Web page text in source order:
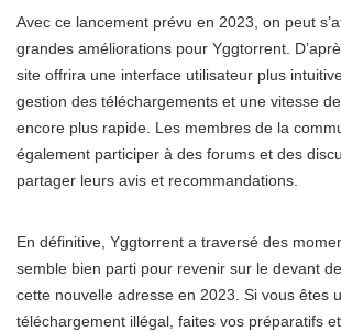
Avec ce lancement prévu en 2023, on peut
grandes améliorations pour Yggtorrent.
site offrira une interface utilisateur plus
gestion des téléchargements et une vitesse
encore plus rapide. Les membres de la
également participer à des forums et des
partager leurs avis et recommandations.
En définitive, Yggtorrent a traversé des
semble bien parti pour revenir sur le devant
cette nouvelle adresse en 2023. Si vous êtes
téléchargement illégal, faites vos préparatifs